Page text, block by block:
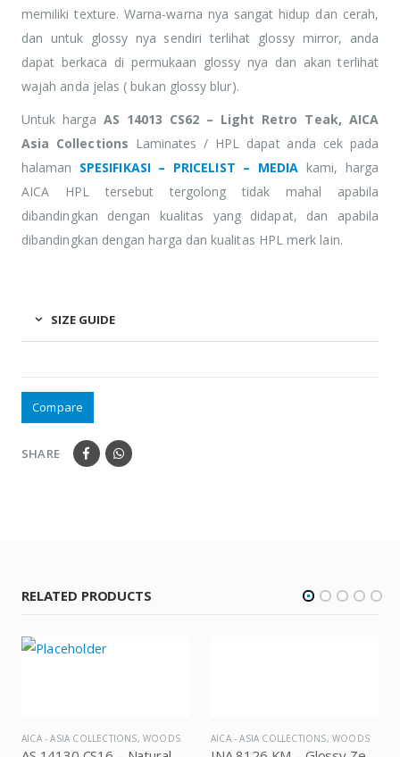
memiliki texture. Warna-warna nya sangat hidup dan cerah,
dan untuk glossy nya sendiri terlihat glossy mirror, anda
dapat berkaca di permukaan glossy nya dan akan terlihat
wajah anda jelas ( bukan glossy blur).
Untuk harga AS 14013 CS62 – Light Retro Teak, AICA
Asia Collections Laminates / HPL dapat anda cek pada
halaman SPESIFIKASI – PRICELIST – MEDIA kami, harga
AICA HPL tersebut tergolong tidak mahal apabila
dibandingkan dengan kualitas yang didapat, dan apabila
dibandingkan dengan harga dan kualitas HPL merk lain.
SIZE GUIDE
Compare
SHARE
RELATED PRODUCTS
AICA - ASIA COLLECTIONS,WOODS AICA - ASIA COLLECTIONS,WOODS